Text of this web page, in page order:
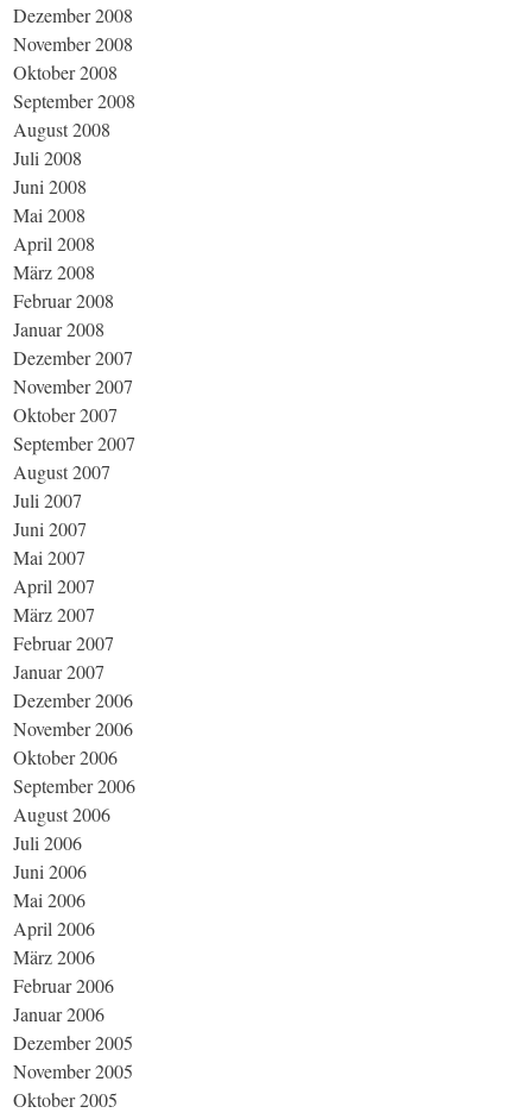
Dezember 2008
November 2008
Oktober 2008
September 2008
August 2008
Juli 2008
Juni 2008
Mai 2008
April 2008
März 2008
Februar 2008
Januar 2008
Dezember 2007
November 2007
Oktober 2007
September 2007
August 2007
Juli 2007
Juni 2007
Mai 2007
April 2007
März 2007
Februar 2007
Januar 2007
Dezember 2006
November 2006
Oktober 2006
September 2006
August 2006
Juli 2006
Juni 2006
Mai 2006
April 2006
März 2006
Februar 2006
Januar 2006
Dezember 2005
November 2005
Oktober 2005